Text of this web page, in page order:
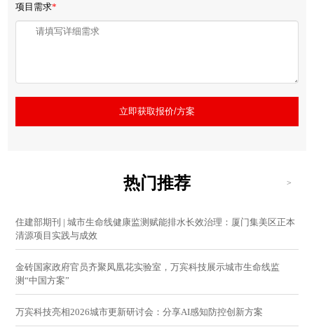
项目需求*
立即获取报价/方案
热门推荐 >
住建部期刊 | 城市生命线健康监测赋能排水长效治理：厦门集美区正本
清源项目实践与成效
金砖国家政府官员齐聚凤凰花实验室，万宾科技展示城市生命线监
测“中国方案”
万宾科技亮相2026城市更新研讨会：分享AI感知防控创新方案